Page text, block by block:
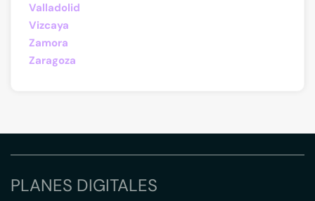
Valladolid
Vizcaya
Zamora
Zaragoza
PLANES DIGITALES